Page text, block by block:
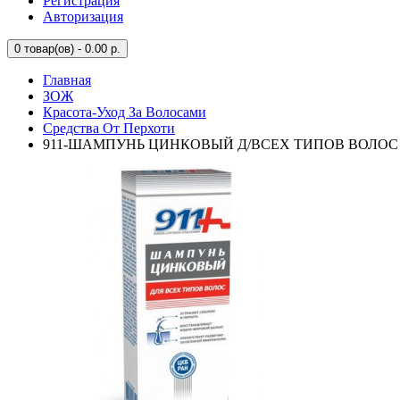
Авторизация
0 товар(ов) - 0.00 р.
Главная
ЗОЖ
Красота-Уход За Волосами
Средства От Перхоти
911-ШАМПУНЬ ЦИНКОВЫЙ Д/ВСЕХ ТИПОВ ВОЛОС